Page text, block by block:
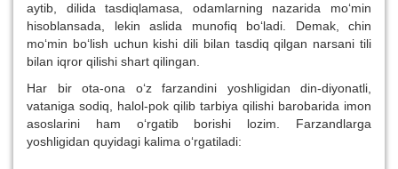
aytib, dilida tasdiqlamasa, odamlarning nazarida mo‘min
hisoblansada, lekin aslida munofiq bo‘ladi. Demak, chin
mo‘min bo‘lish uchun kishi dili bilan tasdiq qilgan narsani tili
bilan iqror qilishi shart qilingan.
Har bir ota-ona o‘z farzandini yoshligidan din-diyonatli,
vataniga sodiq, halol-pok qilib tarbiya qilishi barobarida imon
asoslarini ham o‘rgatib borishi lozim. Farzandlarga
yoshligidan quyidagi kalima o‘rgatiladi: